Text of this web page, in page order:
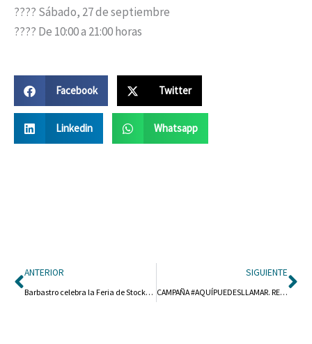
???? Sábado, 27 de septiembre
???? De 10:00 a 21:00 horas
Facebook Twitter
Linkedin Whatsapp
Ant
ANTERIOR
Barbastro celebra la Feria de Stocks con más de 20 comercios participantes y un atractivo turístico añadido
SIGUIENTE
CAMPAÑA #AQUÍPUEDESLLAMAR. RED DE COMERCIOS AMIGOS DE LA INFANCIA